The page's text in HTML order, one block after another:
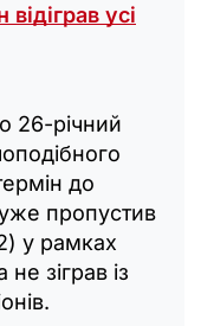
усі
26-річний
до
пропустив
у рамках
зіграв із